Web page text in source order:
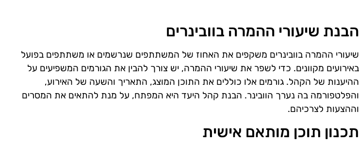
הבנת שיעורי ההמרה בוובינרים
שיעורי ההמרה בוובינרים משקפים את האחוז של המשתתפים שנרשמים או משתתפים בפועל
באירועים מקוונים. כדי לשפר את שיעורי ההמרה, יש צורך להבין את הגורמים המשפיעים על
ההיענות של הקהל. גורמים אלו כוללים את התוכן המוצג, התאריך והשעה של האירוע,
והפלטפורמה בה נערך הוובינר. הבנת קהל היעד היא המפתח, על מנת להתאים את המסרים
וההצעות לצרכיהם.
תכנון תוכן מותאם אישית